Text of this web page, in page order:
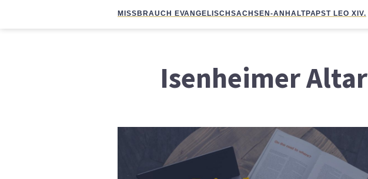
MISSBRAUCH EVANGELISCHSACHSEN-ANHALTPAPST LEO XIV.
Isenheimer Altar